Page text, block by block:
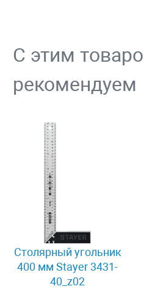
С этим
рекомендуем
Столярный угольник
400 мм Stayer 3431-
40_z02